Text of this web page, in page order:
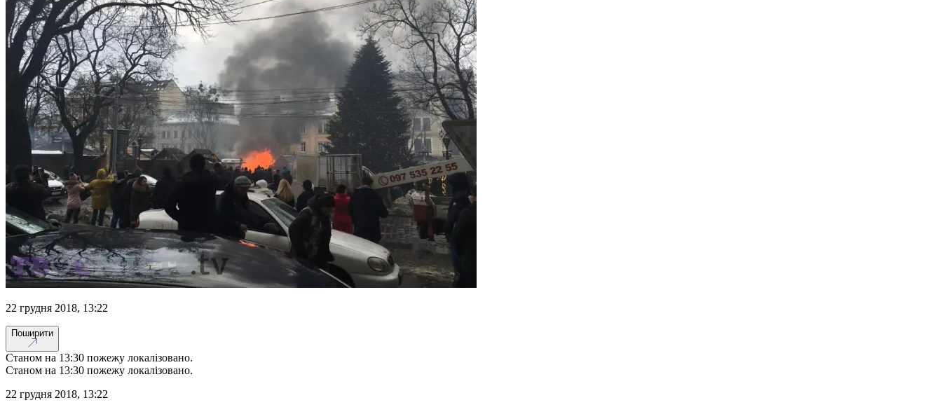
22 грудня 2018, 13:22
Поширити
Станом на 13:30 пожежу локалізовано.
Станом на 13:30 пожежу локалізовано.
22 грудня 2018, 13:22